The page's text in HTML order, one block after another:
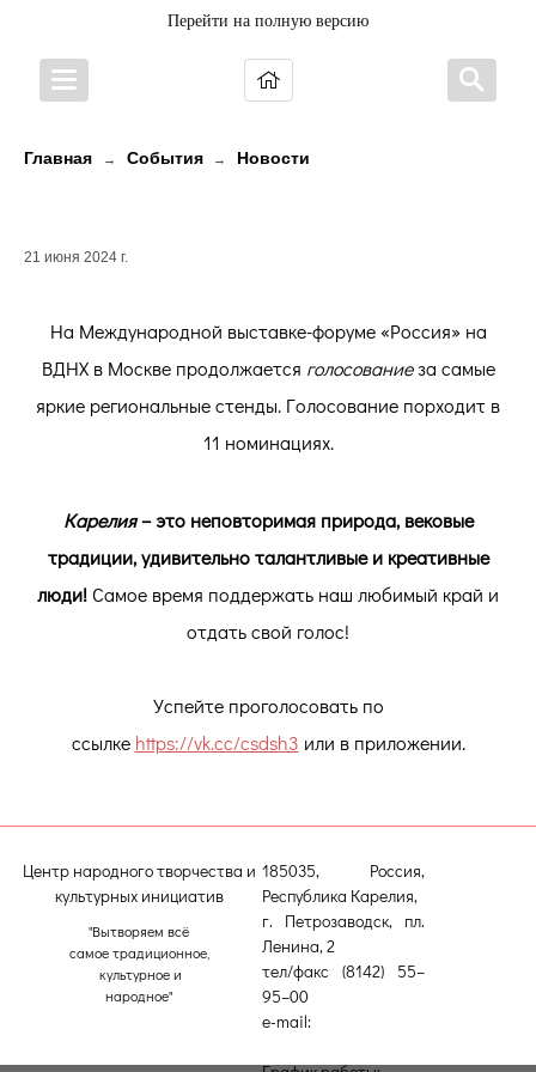
Перейти на полную версию
Главная → События → Новости
21 июня 2024 г.
На Международной выставке-форуме «Россия» на
ВДНХ в Москве продолжается голосованиеза самые
яркие региональные стенды. Голосование порходит в
11 номинациях.
Карелия– это неповторимая природа, вековые
традиции, удивительно талантливые и креативные
люди!Самое время поддержать наш любимый край и
отдать свой голос!
Успейте проголосовать по
ссылке https://vk.cc/csdsh3 или в приложении.
Центр народного творчества и
культурных инициатив
"Вытворяем всё
самое традиционное,
культурное и
народное"
185035, Россия,
Республика Карелия,
г. Петрозаводск, пл.
Ленина, 2
тел/факс (8142) 55–
95–00
e-mail: